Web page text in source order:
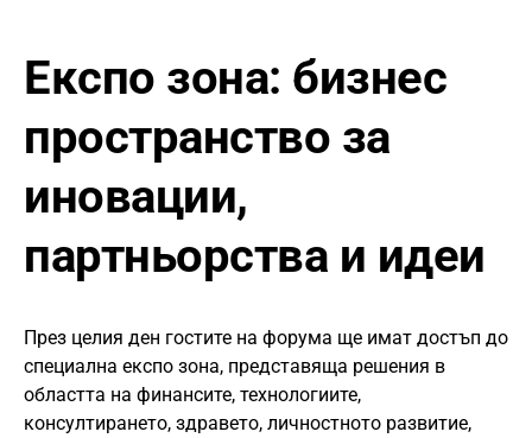
Експо зона: бизнес
пространство за
иновации,
партньорства и идеи
През целия ден гостите на форума ще имат достъп до
специална експо зона, представяща решения в
областта на финансите, технологиите,
консултирането, здравето, личностното развитие,